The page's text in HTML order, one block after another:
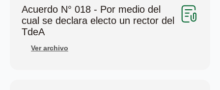
Acuerdo N° 018 - Por medio del
cual se declara electo un rector del
TdeA
Ver archivo